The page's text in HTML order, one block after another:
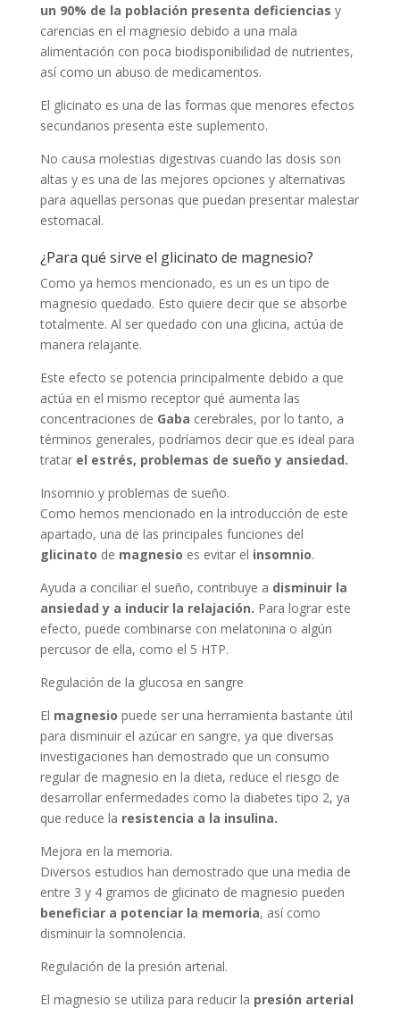
un 90% de la población presenta deficiencias y
carencias en el magnesio debido a una mala
alimentación con poca biodisponibilidad de nutrientes,
así como un abuso de medicamentos.
El glicinato es una de las formas que menores efectos
secundarios presenta este suplemento.
No causa molestias digestivas cuando las dosis son
altas y es una de las mejores opciones y alternativas
para aquellas personas que puedan presentar malestar
estomacal.
¿Para qué sirve el glicinato de magnesio?
Como ya hemos mencionado, es un es un tipo de
magnesio quedado. Esto quiere decir que se absorbe
totalmente. Al ser quedado con una glicina, actúa de
manera relajante.
Este efecto se potencia principalmente debido a que
actúa en el mismo receptor qué aumenta las
concentraciones de Gaba cerebrales, por lo tanto, a
términos generales, podríamos decir que es ideal para
tratar el estrés, problemas de sueño y ansiedad.
Insomnio y problemas de sueño.
Como hemos mencionado en la introducción de este
apartado, una de las principales funciones del
glicinato de magnesio es evitar el insomnio.
Ayuda a conciliar el sueño, contribuye a disminuir la
ansiedad y a inducir la relajación. Para lograr este
efecto, puede combinarse con melatonina o algún
percusor de ella, como el 5 HTP.
Regulación de la glucosa en sangre
El magnesio puede ser una herramienta bastante útil
para disminuir el azúcar en sangre, ya que diversas
investigaciones han demostrado que un consumo
regular de magnesio en la dieta, reduce el riesgo de
desarrollar enfermedades como la diabetes tipo 2, ya
que reduce la resistencia a la insulina.
Mejora en la memoria.
Diversos estudios han demostrado que una media de
entre 3 y 4 gramos de glicinato de magnesio pueden
beneficiar a potenciar la memoria, así como
disminuir la somnolencia.
Regulación de la presión arterial.
El magnesio se utiliza para reducir la presión arterial